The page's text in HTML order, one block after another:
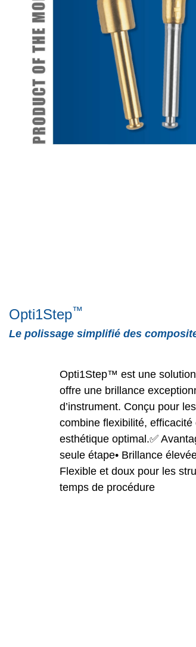
Opti1Step™
Le polissage simplifié des
Opti1Step™ est une
offre une brillance
d’instrument. Conçu pour
combine flexibilité,
esthétique optimal.✅
seule étape• Brillance
Flexible et doux pour les
temps de procédure